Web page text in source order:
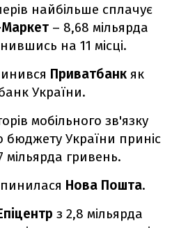
найбільше сплачує
– 8,68 мільярда
на 11 місці.
Приватбанк як
України.
мобільного зв'язку
бюджету України приніс
мільярда гривень.
Нова Пошта.
з 2,8 мільярда